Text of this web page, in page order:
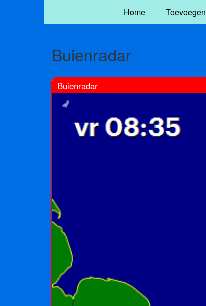
Home Toevoegen
Buienradar
Buienradar